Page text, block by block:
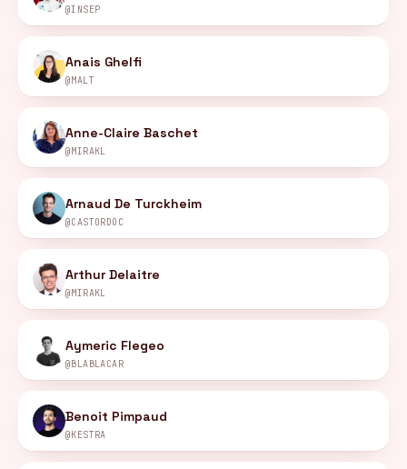
@INSEP
Anais Ghelfi
@MALT
Anne-Claire Baschet
@MIRAKL
Arnaud De Turckheim
@CASTORDOC
Arthur Delaitre
@MIRAKL
Aymeric Flegeo
@BLABLACAR
Benoit Pimpaud
@KESTRA